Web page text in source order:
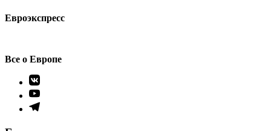
Евроэкспресс
Все о Европе
Элемент
меню
Элемент
меню
Элемент